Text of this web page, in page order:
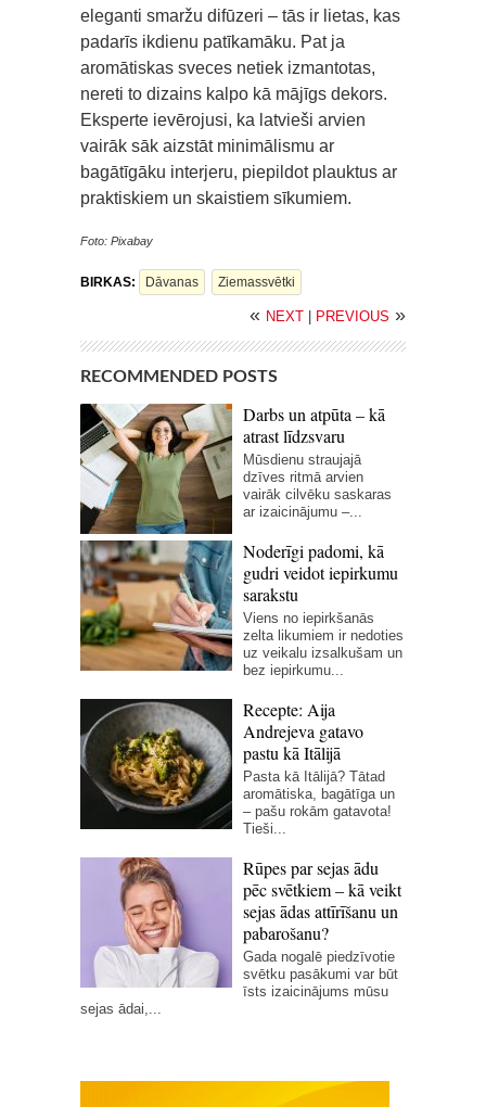
eleganti smaržu difūzeri – tās ir lietas, kas
padarīs ikdienu patīkamāku. Pat ja
aromātiskas sveces netiek izmantotas,
nereti to dizains kalpo kā mājīgs dekors.
Eksperte ievērojusi, ka latvieši arvien
vairāk sāk aizstāt minimālismu ar
bagātīgāku interjeru, piepildot plauktus ar
praktiskiem un skaistiem sīkumiem.
Foto: Pixabay
BIRKAS: Dāvanas Ziemassvētki
« NEXT PREVIOUS »
RECOMMENDED POSTS
Darbs un atpūta – kā
atrast līdzsvaru
Mūsdienu straujajā
dzīves ritmā arvien
vairāk cilvēku saskaras
ar izaicinājumu –...
Noderīgi padomi, kā
gudri veidot iepirkumu
sarakstu
Viens no iepirkšanās
zelta likumiem ir nedoties
uz veikalu izsalkušam un
bez iepirkumu...
Recepte: Aija
Andrejeva gatavo
pastu kā Itālijā
Pasta kā Itālijā? Tātad
aromātiska, bagātīga un
– pašu rokām gatavota!
Tieši...
Rūpes par sejas ādu
pēc svētkiem – kā veikt
sejas ādas attīrīšanu un
pabarošanu?
Gada nogalē piedzīvotie
svētku pasākumi var būt
īsts izaicinājums mūsu
sejas ādai,...